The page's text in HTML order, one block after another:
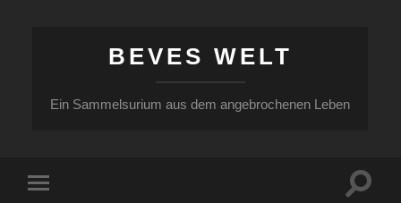
BEVES WELT
Ein Sammelsurium aus dem angebrochenen Leben